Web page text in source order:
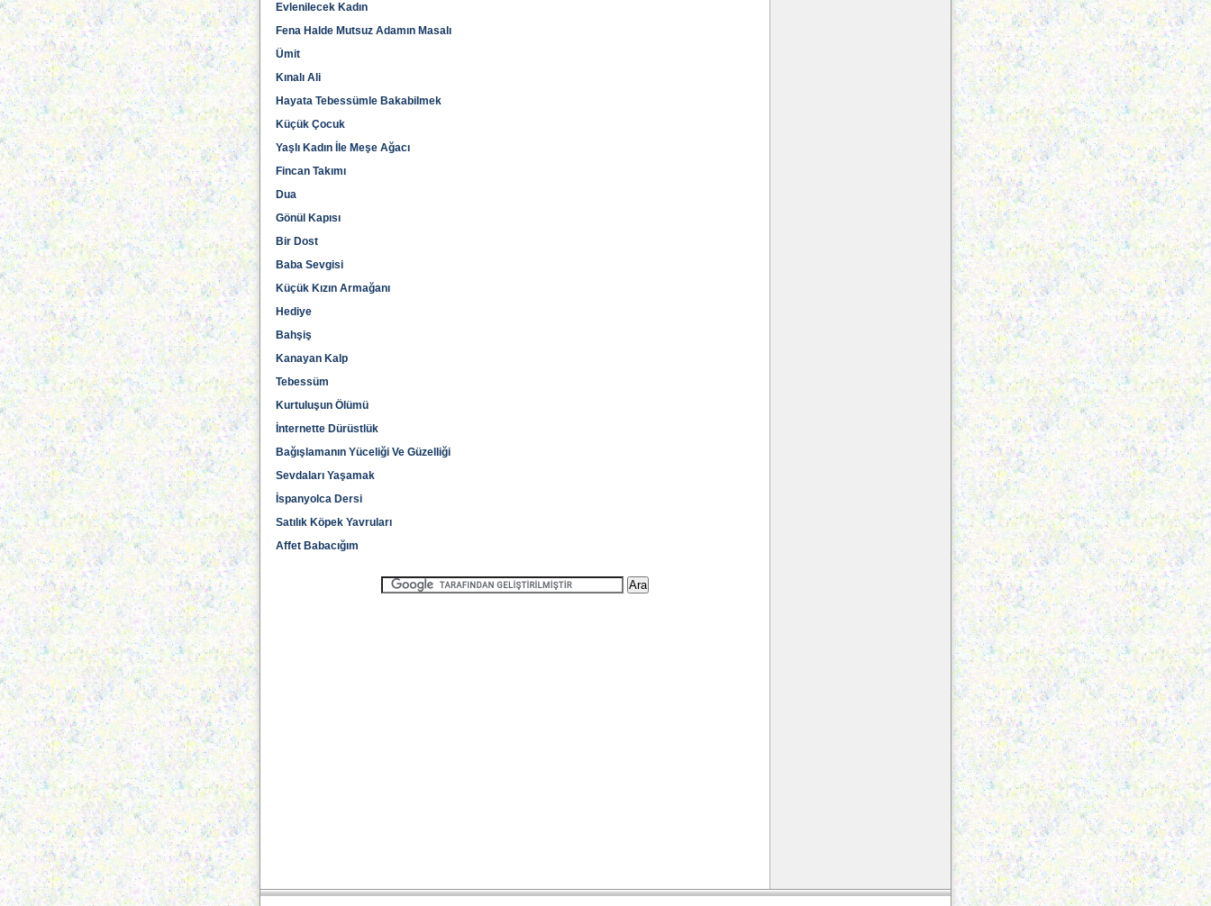
Evlenilecek Kadın
Fena Halde Mutsuz Adamın Masalı
Ümit
Kınalı Ali
Hayata Tebessümle Bakabilmek
Küçük Çocuk
Yaşlı Kadın İle Meşe Ağacı
Fincan Takımı
Dua
Gönül Kapısı
Bir Dost
Baba Sevgisi
Küçük Kızın Armağanı
Hediye
Bahşiş
Kanayan Kalp
Tebessüm
Kurtuluşun Ölümü
İnternette Dürüstlük
Bağışlamanın Yüceliği Ve Güzelliği
Sevdaları Yaşamak
İspanyolca Dersi
Satılık Köpek Yavruları
Affet Babacığım